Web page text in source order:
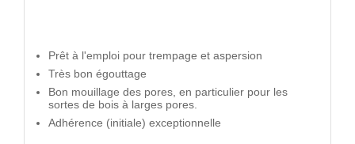
Prêt à l'emploi pour trempage et aspersion
Très bon égouttage
Bon mouillage des pores, en particulier pour les
sortes de bois à larges pores.
Adhérence (initiale) exceptionnelle